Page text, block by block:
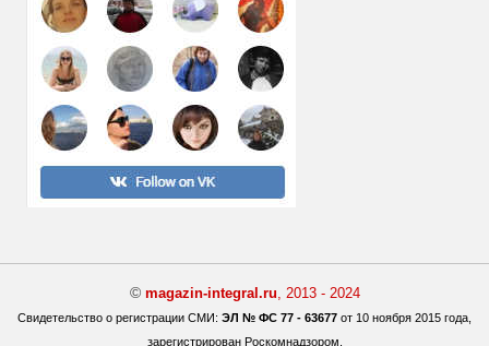
© magazin-integral.ru, 2013 - 2024
Свидетельство о регистрации СМИ: ЭЛ № ФС 77 - 63677 от 10 ноября 2015 года,
зарегистрирован Роскомнадзором.